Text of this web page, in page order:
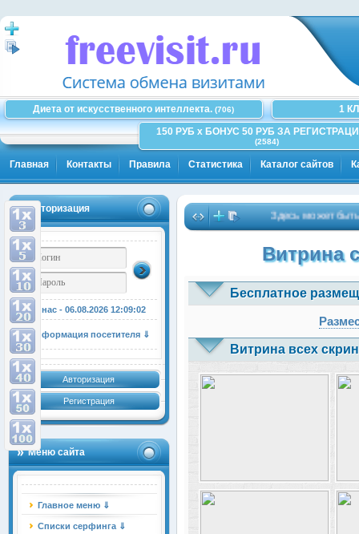
Диета от искусственного интеллекта. (706)
1
150 РУБ x БОНУС 50 РУБ ЗА
(2584)
Главная Контакты Правила Статистика Каталог сайтов
Авторизация
У нас - 06.08.2026 12:09:02
Информация посетителя ⇓
Авторизация
Регистрация
Меню сайта
Главное меню ⇓
Списки серфинга ⇓
Здесь может быть
Витрина
Бесплатное
Витрина всех